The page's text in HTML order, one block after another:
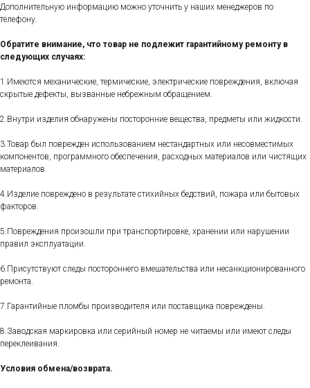
Дополнительную информацию можно уточнить у наших менеджеров по
телефону.
Обратите внимание, что товар не подлежит гарантийному ремонту в
следующих случаях:
1.Имеются механические, термические, электрические повреждения, включая
скрытые дефекты, вызванные небрежным обращением.
2.Внутри изделия обнаружены посторонние вещества, предметы или жидкости.
3.Товар был поврежден использованием нестандартных или несовместимых
компонентов, программного обеспечения, расходных материалов или чистящих
материалов.
4.Изделие повреждено в результате стихийных бедствий, пожара или бытовых
факторов.
5.Повреждения произошли при транспортировке, хранении или нарушении
правил эксплуатации.
6.Присутствуют следы постороннего вмешательства или несанкционированного
ремонта.
7.Гарантийные пломбы производителя или поставщика повреждены.
8.Заводская маркировка или серийный номер не читаемы или имеют следы
переклеивания.
Условия обмена/возврата.